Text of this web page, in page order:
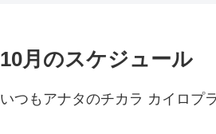
10月のスケジュール
いつもアナタのチカラ カイロプ